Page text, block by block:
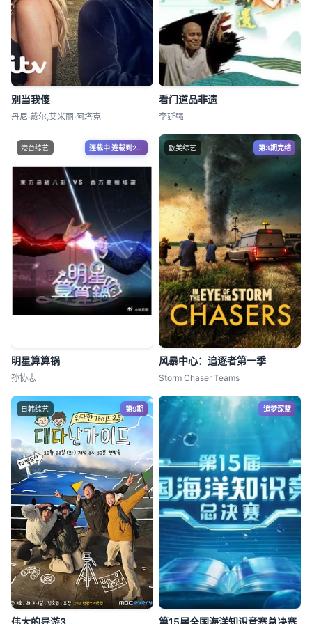
别当我傻
丹尼·戴尔,艾米丽·阿塔克
看门道品非遗
李延强
港台综艺 连载中 连载到23期
明星算算锅
孙协志
欧美综艺 第3期完结
风暴中心：追逐者第一季
Storm Chaser Teams
日韩综艺 第9期
伟大的导游3
追梦深蓝
第15届全国海洋知识竞赛总决赛